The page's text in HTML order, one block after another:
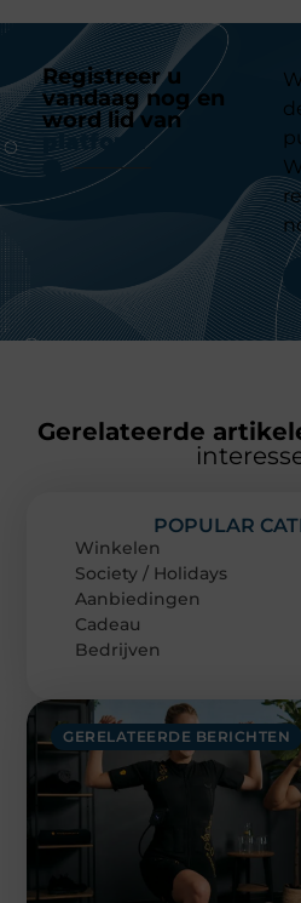
Registreer u
vandaag nog en
word lid van
platform
Gerelateerde
GERELATEERDE BERICHTEN
POPULAR
Winkelen
Society / Holidays
Aanbiedingen
Cadeau
Bedrijven